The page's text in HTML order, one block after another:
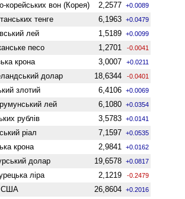
корейських вон (Корея) 2,2577 +0.0089
тенге 6,1963 +0.0479
лей 1,5189 +0.0099
песо 1,2701 -0.0041
крона 3,0007 +0.0211
долар 18,6344 -0.0401
злотий 6,4106 +0.0069
лей 6,1080 +0.0354
рублів 3,5783 +0.0141
ріал 7,1597 +0.0535
крона 2,9841 +0.0162
долар 19,6578 +0.0817
ліра 2,1219 -0.2479
США 26,8604 +0.2016